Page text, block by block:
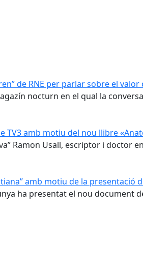
de RNE per parlar sobre el valor
nocturn en el qual la
TV3 amb motiu del nou llibre
Ramon Usall, escriptor i doctor
amb motiu de la
ha presentat el nou document